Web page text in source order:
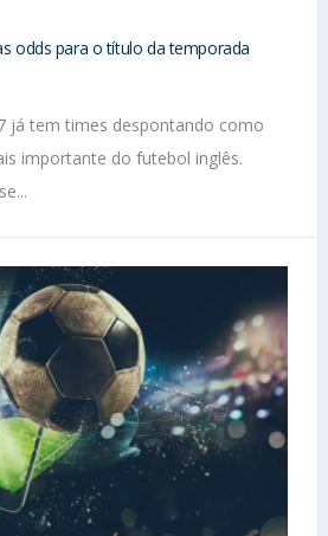
odds para o título da temporada
já tem times despontando como
importante do futebol inglês.